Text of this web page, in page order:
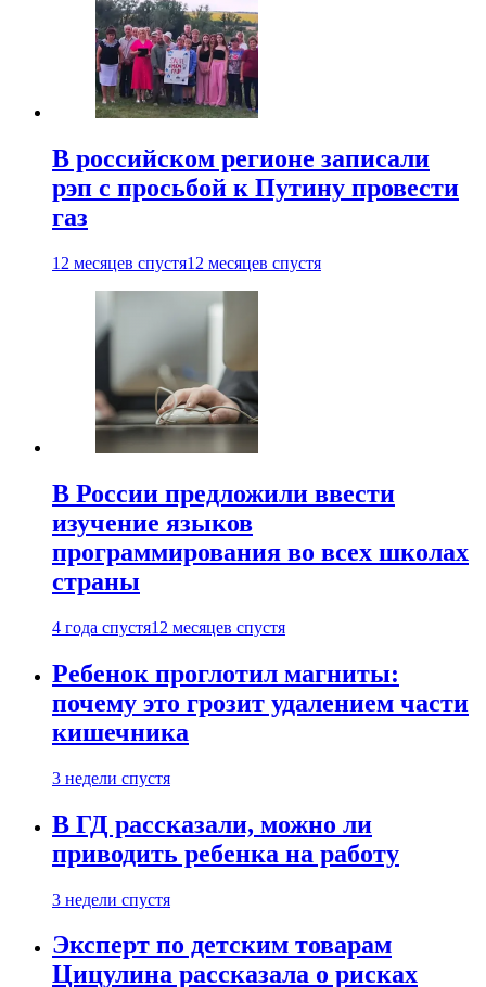
В российском регионе записали
рэп с просьбой к Путину провести
газ
12 месяцев спустя12 месяцев спустя
В России предложили ввести
изучение языков
программирования во всех школах
страны
4 года спустя12 месяцев спустя
Ребенок проглотил магниты:
почему это грозит удалением части
кишечника
3 недели спустя
В ГД рассказали, можно ли
приводить ребенка на работу
3 недели спустя
Эксперт по детским товарам
Цицулина рассказала о рисках